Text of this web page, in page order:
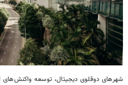
شهرهای دوقلوی دیجیتال، توسعه واکنش‌های